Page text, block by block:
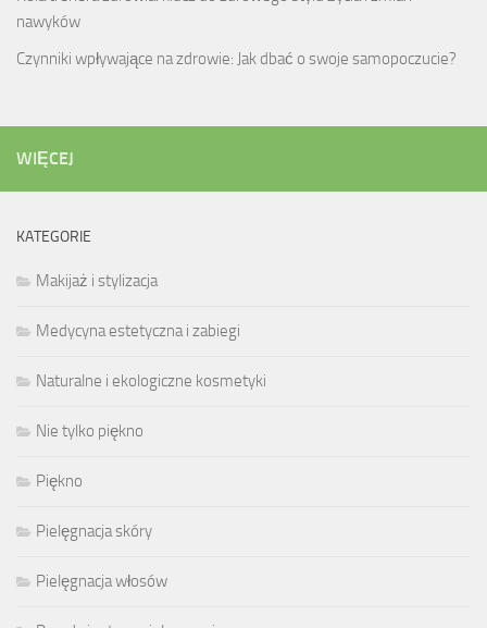
nawyków
Czynniki wpływające na zdrowie: Jak dbać o swoje samopoczucie?
WIĘCEJ
KATEGORIE
Makijaż i stylizacja
Medycyna estetyczna i zabiegi
Naturalne i ekologiczne kosmetyki
Nie tylko piękno
Piękno
Pielęgnacja skóry
Pielęgnacja włosów